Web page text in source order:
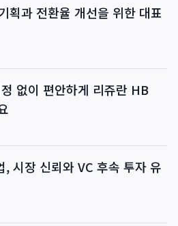
획과 전환율 개선을 위한 대표
없이 편안하게 리쥬란 HB
, 시장 신뢰와 VC 후속 투자 유